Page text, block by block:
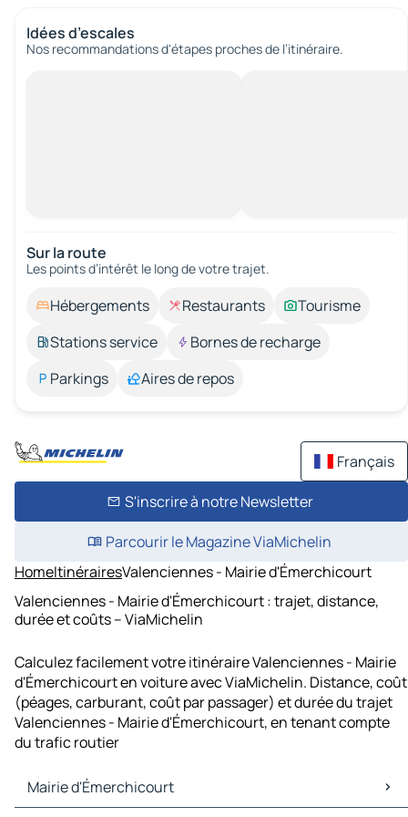
Idées d’escales
Nos recommandations d'étapes proches de l’itinéraire.
Sur la route
Les points d’intérêt le long de votre trajet.
Hébergements Restaurants
Tourisme
Stations service
Bornes de recharge
Parkings
Aires de repos
Français
S'inscrire à notre Newsletter
Parcourir le Magazine ViaMichelin
HomeItinérairesValenciennes - Mairie d'Émerchicourt
Valenciennes - Mairie d'Émerchicourt : trajet, distance,
durée et coûts – ViaMichelin
Calculez facilement votre itinéraire Valenciennes - Mairie
d'Émerchicourt en voiture avec ViaMichelin. Distance, coût
(péages, carburant, coût par passager) et durée du trajet
Valenciennes - Mairie d'Émerchicourt, en tenant compte
du trafic routier
Mairie d'Émerchicourt